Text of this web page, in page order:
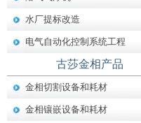
水厂提标改造
电气自动化控制系统工程
古莎金相产品
金相切割设备和耗材
金相镶嵌设备和耗材